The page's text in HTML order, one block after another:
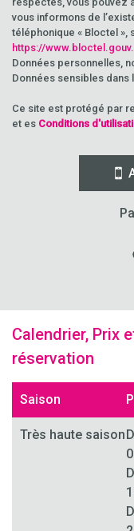
vous informons de
téléphonique « Bloctel »,
https://
Données personnelles,
Données sensibles dans
Ce site est protégé par
et es Conditions
Calendrier, Prix
réservation
Saison
Très haute saison